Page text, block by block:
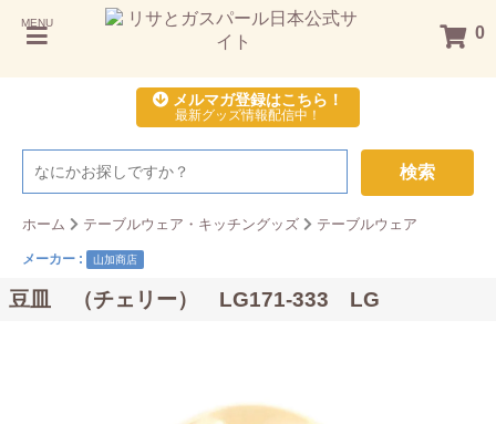
MENU 0
メルマガ登録はこちら！
最新グッズ情報配信中！
検索
ホーム テーブルウェア・キッチングッズ テーブルウェア
メーカー : 山加商店
豆皿 （チェリー） LG171-333 LG